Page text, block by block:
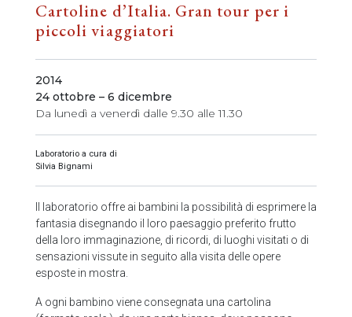
Cartoline d’Italia. Gran tour per i
piccoli viaggiatori
2014
24 ottobre – 6 dicembre
Da lunedì a venerdì dalle 9.30 alle 11.30
Laboratorio a cura di
Silvia Bignami
Il laboratorio offre ai bambini la possibilità di esprimere la
fantasia disegnando il loro paesaggio preferito frutto
della loro immaginazione, di ricordi, di luoghi visitati o di
sensazioni vissute in seguito alla visita delle opere
esposte in mostra.
A ogni bambino viene consegnata una cartolina